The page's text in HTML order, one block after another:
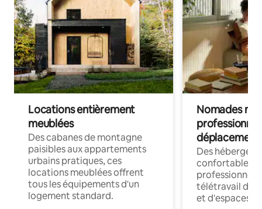
Locations entièrement
meublées
Des cabanes de montagne
paisibles aux appartements
urbains pratiques, ces
locations meublées offrent
tous les équipements d'un
logement standard.
Nomades
déplacement
Des
confortables
professionnels
télétravail
et d'espaces